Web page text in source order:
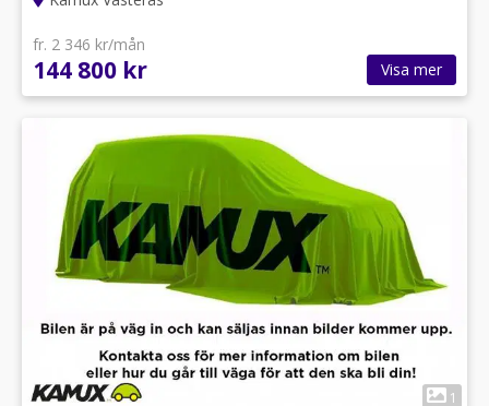
fr. 2 346 kr/mån
144 800 kr Visa mer
1